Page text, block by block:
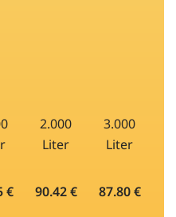
2.000
Liter
3.000
Liter
€ 90.42 € 87.80 €